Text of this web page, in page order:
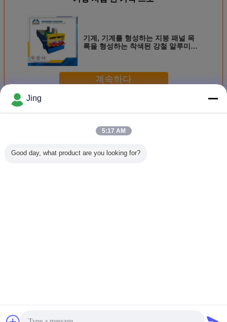
기계, 기계를 형성하는 지붕 패널 목
록을 형성하는 착색된 강철 알루미늄
계속하다
더 많은 것
Jing
5:17 AM
Good day, what product are you looking for?